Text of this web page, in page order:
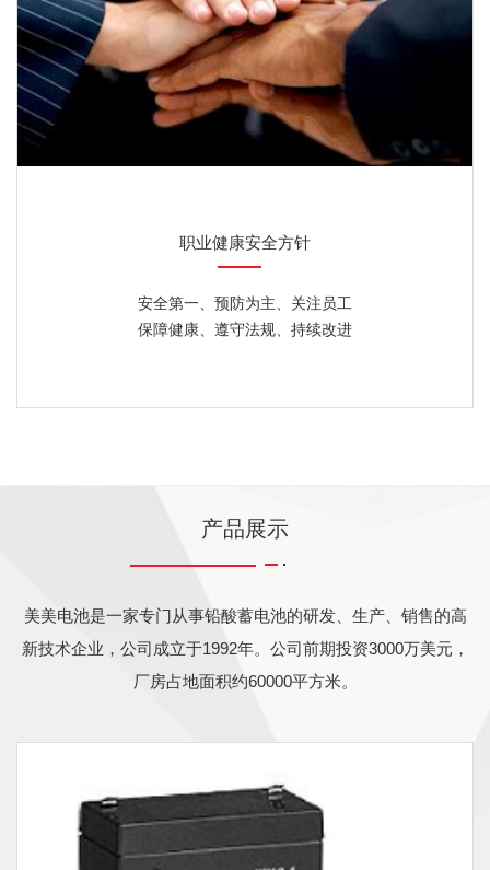
职业健康安全方针
安全第一、预防为主、关注员工
保障健康、遵守法规、持续改进
产品展示
美美电池是一家专门从事铅酸蓄电池的研发、生产、销售的高
新技术企业，公司成立于1992年。公司前期投资3000万美元，
厂房占地面积约60000平方米。